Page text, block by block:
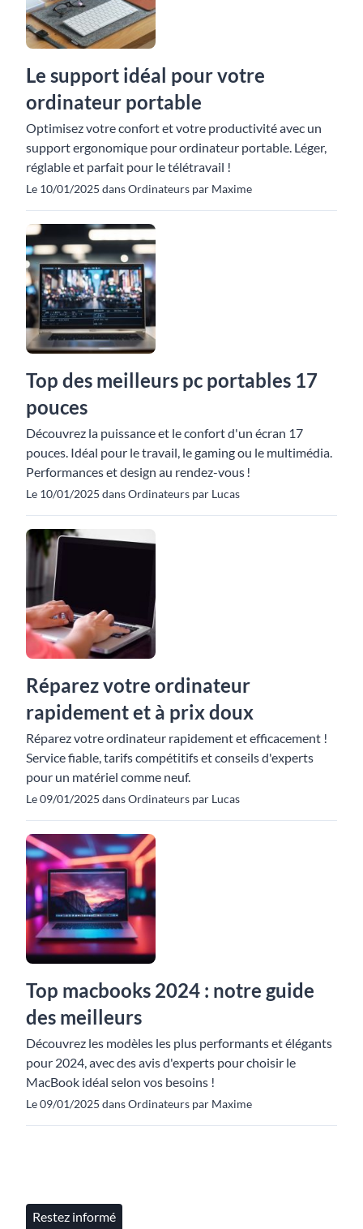
Le support idéal pour votre
ordinateur portable
Optimisez votre confort et votre productivité avec un
support ergonomique pour ordinateur portable. Léger,
réglable et parfait pour le télétravail !
Le 10/01/2025 dans Ordinateurs par Maxime
Top des meilleurs pc portables 17
pouces
Découvrez la puissance et le confort d'un écran 17
pouces. Idéal pour le travail, le gaming ou le multimédia.
Performances et design au rendez-vous !
Le 10/01/2025 dans Ordinateurs par Lucas
Réparez votre ordinateur
rapidement et à prix doux
Réparez votre ordinateur rapidement et efficacement !
Service fiable, tarifs compétitifs et conseils d'experts
pour un matériel comme neuf.
Le 09/01/2025 dans Ordinateurs par Lucas
Top macbooks 2024 : notre guide
des meilleurs
Découvrez les modèles les plus performants et élégants
pour 2024, avec des avis d'experts pour choisir le
MacBook idéal selon vos besoins !
Le 09/01/2025 dans Ordinateurs par Maxime
Restez informé